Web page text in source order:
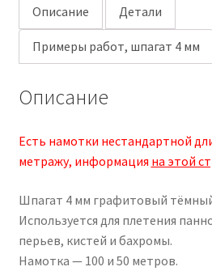
Описание Детали
Примеры работ, шпагат 4 мм
Описание
Есть намотки нестандартной
метражу, информация на этой
Шпагат 4 мм графитовый
Используется для плетения
перьев, кистей и бахромы.
Намотка — 100 и 50 метров.